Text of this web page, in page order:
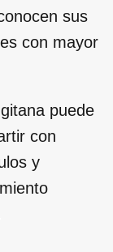
sus
con mayor
puede
con
y